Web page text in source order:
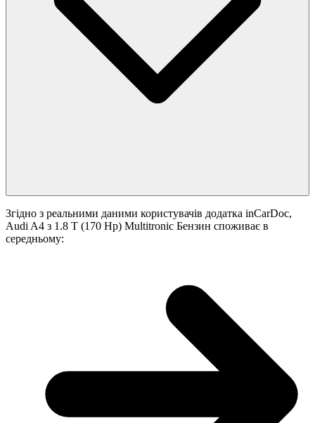
Згідно з реальними даними користувачів додатка inCarDoc,
Audi A4 з 1.8 T (170 Hp) Multitronic Бензин споживає в
середньому: